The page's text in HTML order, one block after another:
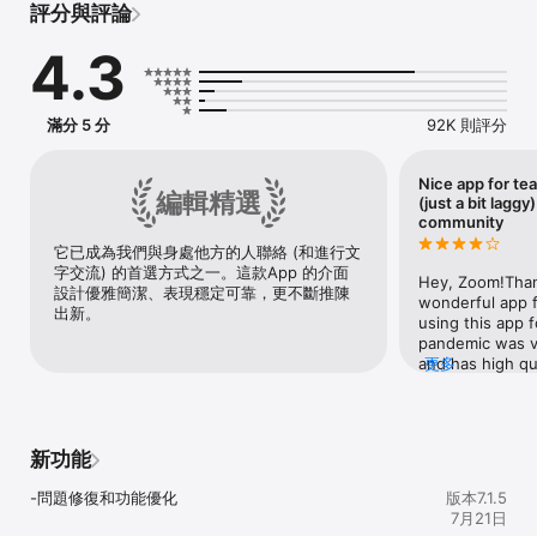
	•	即刻掌握重點：通話結束後自動寄送會議摘要與待辦事
項，讓您從此告別手寫筆記。
	•	即時提問不中斷：漏聽了重點？可在會議中向 AI
Companion 提問，例如「我剛剛錯過了什麼？」或「有提到我的名
字嗎？」，全程不打斷會議進行。
撰寫電子郵件、聊天回覆與白板構想。
	•	對話串摘要：即時將冗長的聊天串或簡訊對話濃縮成重點
摘要，讓您一眼掌握重點。
流暢溝通
	•	與任何人連線：以清晰細膩的視訊與音訊主持或加入會
議，透過沉浸式視角，打造如同並肩工作的體驗。
	•	隨時保持同步：透過 Zoom Chat 與個人或群組即時傳
	•	商務通話：透過 Zoom Phone 這套功能完善的 VoIP 解決
次世代協作
	•	自由發想：使用 Whiteboard 以便利貼與圖形呈現想法，
評分與評論
4.3
滿分 5 分 92K 則評分
編輯精選
它已成為我們與身處他方的人聯絡 (和進行文
字交流) 的首選方式之一。這款App 的介面
設計優雅簡潔、表現穩定可靠，更不斷推陳
出新。
Nice app for
(just a bit
community
Hey,
wonderful app
using this app
pandemic was
and has high
again and
schools need
更多
新功能
-問題修復和功能優化
版本7.1.5
7月21日